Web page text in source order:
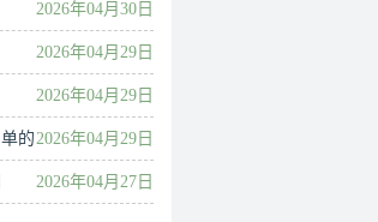
2026年04月30日
2026年04月29日
2026年04月29日
2026年04月29日
的
2026年04月27日